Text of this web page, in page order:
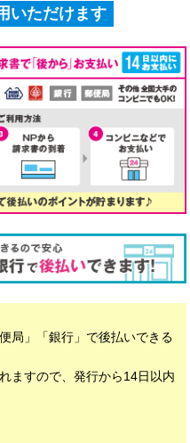
いただけます
局」「銀行」で後払いできる
ますので、発行から14日以内